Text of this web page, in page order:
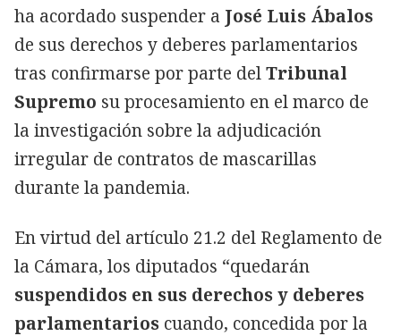
ha acordado suspender a José Luis Ábalos
de sus derechos y deberes parlamentarios
tras confirmarse por parte delTribunal
Supremo su procesamiento en el marco de
la investigación sobre la adjudicación
irregular de contratos de mascarillas
durante la pandemia.
En virtud del artículo 21.2 del Reglamento de
la Cámara, los diputados “quedarán
suspendidos en sus derechos y deberes
parlamentarios cuando, concedida por la